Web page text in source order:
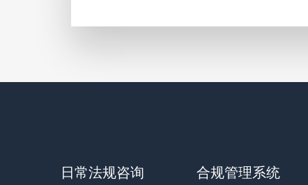
日常法规咨询 合规管理系统